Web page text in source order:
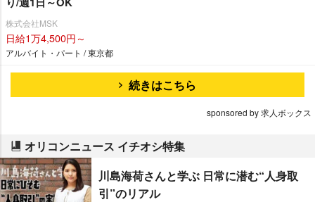
株式会社MSK
日給1万4,500円～
アルバイト・パート / 東京都
続きはこちら
sponsored by 求人ボックス
オリコンニュース イチオシ特集
川島海荷さんと学ぶ 日常に潜む“人身取
引”のリアル